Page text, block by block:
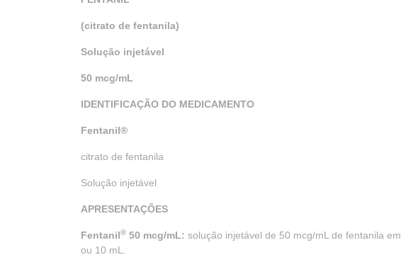
(citrato de fentanila)
Solução injetável
50 mcg/mL
IDENTIFICAÇÃO DO MEDICAMENTO
Fentanil®
citrato de fentanila
Solução injetável
APRESENTAÇÕES
Fentanil® 50 mcg/mL: solução injetável de 50 mcg/mL de fentanila
ou 10 mL.